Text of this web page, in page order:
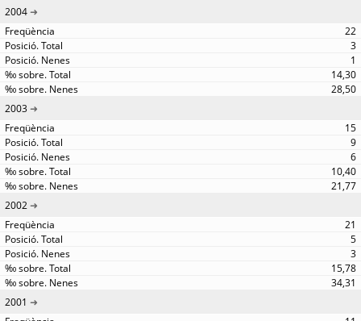
2004
22
3
1
14,30
28,50
2003
15
9
6
10,40
21,77
2002
21
5
3
15,78
34,31
2001